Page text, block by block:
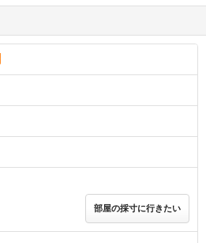
部屋の採寸に行きたい